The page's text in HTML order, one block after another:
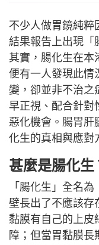
不少人做胃鏡純粹
結果報告上出現「
其實，腸化生在本
便有一人發現此情
變，卻並非不治之
早正視、配合針對
惡化機會。腸胃肝
化生的真相與應對
甚麼是腸化生
「腸化生」全名
壁長出了不應該存
黏膜有自己的上皮
障；但當胃黏膜長